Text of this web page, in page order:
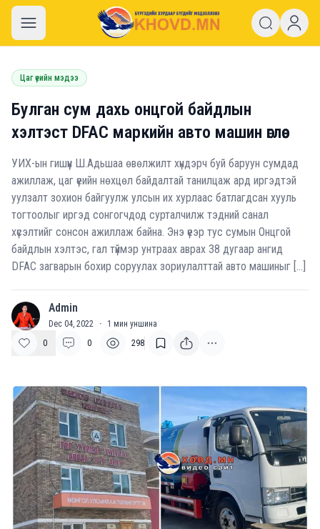
khovd.mn
Цаг үеийн мэдээ
Булган сум дахь онцгой байдлын
хэлтэст DFAC маркийн авто машин өглөө.
УИХ-ын гишүүн Ш.Адьшаа өвөлжилт хүндэрч буй баруун сумдад
ажиллаж, цаг үеийн нөхцөл байдалтай танилцаж ард иргэдтэй
уулзалт зохион байгуулж улсын их хурлаас батлагдсан хууль
тогтоолыг иргэд сонгогчдод сурталчилж тэдний санал
хүсэлтийг сонсон ажиллаж байна. Энэ үеэр тус сумын Онцгой
байдлын хэлтэс, гал түймэр унтраах аврах 38 дугаар ангид
DFAC загварын бохир соруулах зориулалттай авто машиныг […]
A Admin
Dec 04, 2022 · 1 мин уншина
0
0 298